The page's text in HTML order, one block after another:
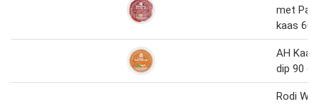
met
kaas 60
AH
dip 90 g
Rodi